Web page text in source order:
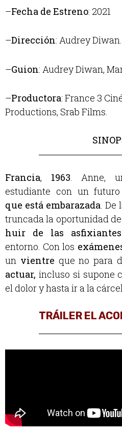
–Fecha de Estreno: 2021
–Dirección: Audrey Diwan.
–Guion: Audrey Diwan,
–Productora: France 3
Productions, Srab Films.
Francia, 1963. Anne,
estudiante con un futuro
que está embarazada. De
truncada la oportunidad
huir de las
entorno. Con los
un vientre que no para
actuar, incluso si supone
el dolor y hasta ir a la
TRÁILER EL